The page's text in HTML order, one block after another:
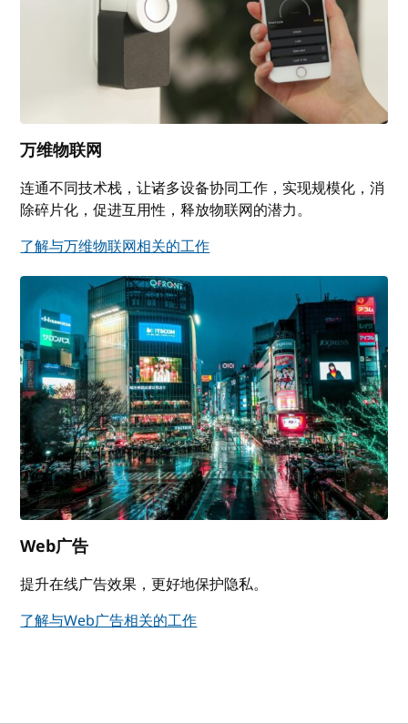
万维物联网
连通不同技术栈，让诸多设备协同工作，实现规模化，消
除碎片化，促进互用性，释放物联网的潜力。
了解与万维物联网相关的工作
Web广告
提升在线广告效果，更好地保护隐私。
了解与Web广告相关的工作